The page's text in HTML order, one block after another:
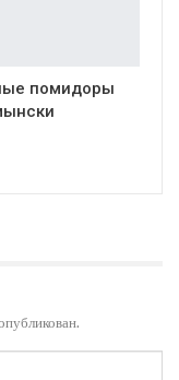
помидоры